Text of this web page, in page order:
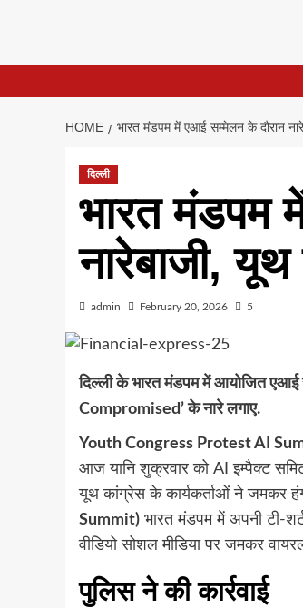
HOME भारत मंडपम में एआई सम्मेलन के दौरान
दिल्ली
भारत मंडपम
नारेबाजी, यूथ
admin February 20, 2026 5
दिल्ली के भारत मंडपम में आयोजित एआई
Compromised’ के नारे लगाए.
Youth Congress Protest AI
आज यानि शुक्रवार को AI इम्पैक्ट
यूथ कांग्रेस के कार्यकर्ताओं ने जमकर
Summit) भारत मंडपम में अपनी टी-
वीडियो सोशल मीडिया पर जमकर
पुलिस ने की कार्रवाई